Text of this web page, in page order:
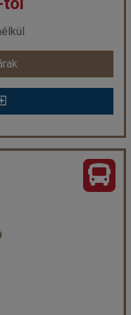
tól
busszal
stúdió